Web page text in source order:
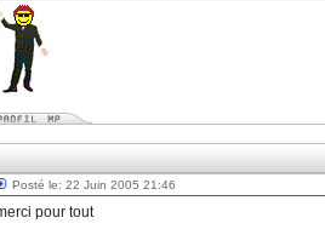
Posté le: 22 Juin 2005 21:46
pour tout